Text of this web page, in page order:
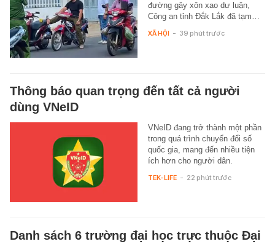
đường gây xôn xao dư luận,
Công an tỉnh Đắk Lắk đã tạm…
XÃ HỘI - 39 phút trước
Thông báo quan trọng đến tất cả người
dùng VNeID
VNeID đang trở thành một phần
trong quá trình chuyển đổi số
quốc gia, mang đến nhiều tiện
ích hơn cho người dân.
TEK-LIFE - 22 phút trước
Danh sách 6 trường đại học trực thuộc Đại